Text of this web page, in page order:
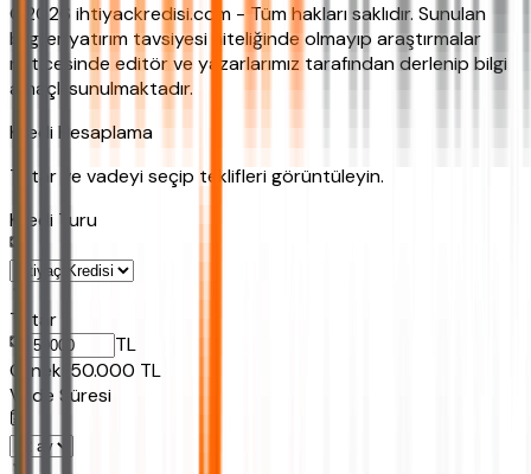
©2026 ihtiyackredisi.com - Tüm hakları saklıdır. Sunulan
bilgiler yatırım tavsiyesi niteliğinde olmayıp araştırmalar
neticesinde editör ve yazarlarımız tarafından derlenip bilgi
amaçlı sunulmaktadır.
Kredi Hesaplama
Tutar ve vadeyi seçip teklifleri görüntüleyin.
Kredi Turu
Tutar
TL
Ornek: 50.000 TL
Vade Süresi